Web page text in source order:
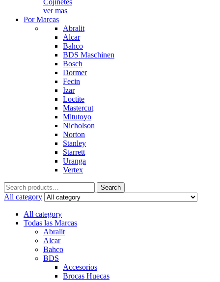
Cojinetes
ver mas
Por Marcas
Abralit
Alcar
Bahco
BDS Maschinen
Bosch
Dormer
Fecin
Izar
Loctite
Mastercut
Mitutoyo
Nicholson
Norton
Stanley
Starrett
Uranga
Vertex
Search
for:
Search
All category
All category
Todas las Marcas
Abralit
Alcar
Bahco
BDS
Accesorios
Brocas Huecas